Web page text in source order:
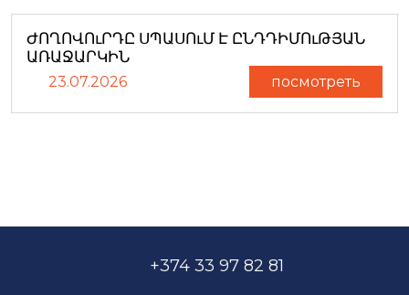
ԺՈՂՈՎՈւՐԴԸ ՍՊԱՍՈւՄ Է ԸՆԴԴԻՄՈւԹՅԱՆ
ԱՌԱՋԱՐԿԻՆ
23.07.2026 посмотреть
+374 33 97 82 81